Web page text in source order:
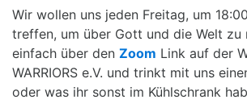
Wir wollen uns jeden Freitag, um
treffen, um über Gott und die Welt zu
einfach über den Zoom Link auf der
WARRIORS e.V. und trinkt mit uns
oder was ihr sonst im Kühlschrank